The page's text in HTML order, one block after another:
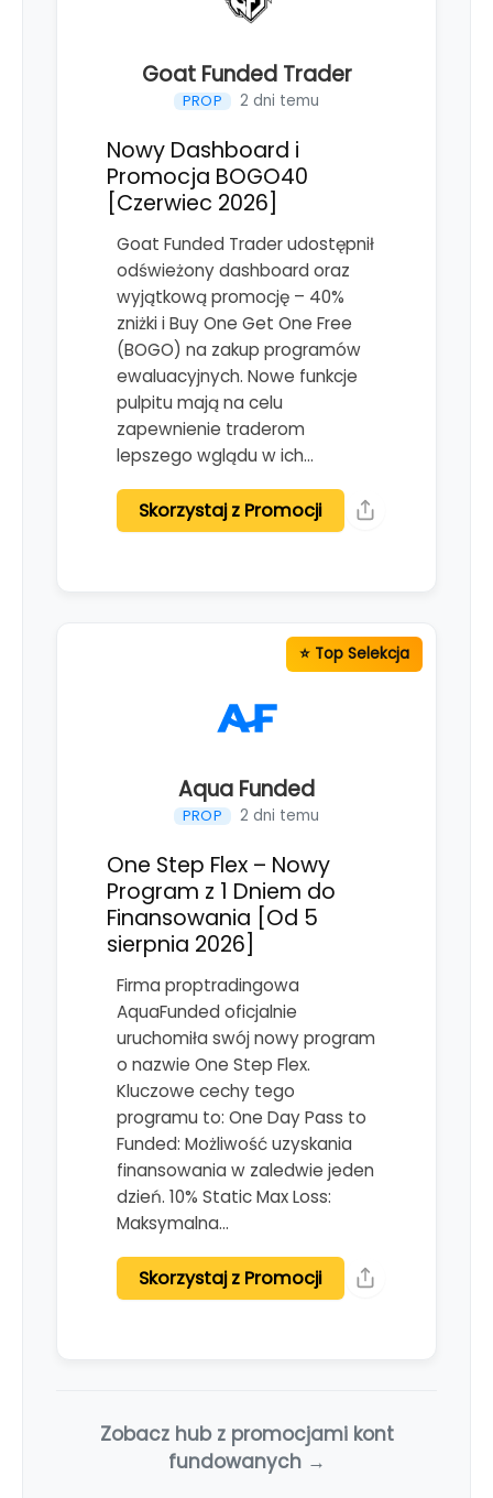
Goat Funded Trader
PROP 2 dni temu
Nowy Dashboard i
Promocja BOGO40
[Czerwiec 2026]
Goat Funded Trader udostępnił
odświeżony dashboard oraz
wyjątkową promocję – 40%
zniżki i Buy One Get One Free
(BOGO) na zakup programów
ewaluacyjnych. Nowe funkcje
pulpitu mają na celu
zapewnienie traderom
lepszego wglądu w ich…
Skorzystaj z Promocji
Aqua Funded
PROP 2 dni temu
One Step Flex – Nowy
Program z 1 Dniem do
Finansowania [Od 5
sierpnia 2026]
Firma proptradingowa
AquaFunded oficjalnie
uruchomiła swój nowy program
o nazwie One Step Flex.
Kluczowe cechy tego
programu to: One Day Pass to
Funded: Możliwość uzyskania
finansowania w zaledwie jeden
dzień. 10% Static Max Loss:
Maksymalna…
Skorzystaj z Promocji
Zobacz hub z promocjami kont
fundowanych →